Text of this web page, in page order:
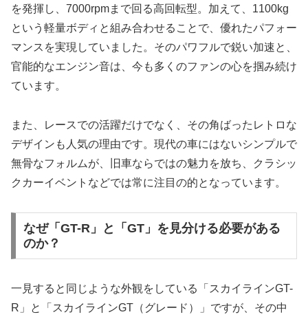
を発揮し、7000rpmまで回る高回転型。加えて、1100kg
という軽量ボディと組み合わせることで、優れたパフォー
マンスを実現していました。そのパワフルで鋭い加速と、
官能的なエンジン音は、今も多くのファンの心を掴み続け
ています。
また、レースでの活躍だけでなく、その角ばったレトロな
デザインも人気の理由です。現代の車にはないシンプルで
無骨なフォルムが、旧車ならではの魅力を放ち、クラシッ
クカーイベントなどでは常に注目の的となっています。
なぜ「GT-R」と「GT」を見分ける必要がある
のか？
一見すると同じような外観をしている「スカイラインGT-
R」と「スカイラインGT（グレード）」ですが、その中